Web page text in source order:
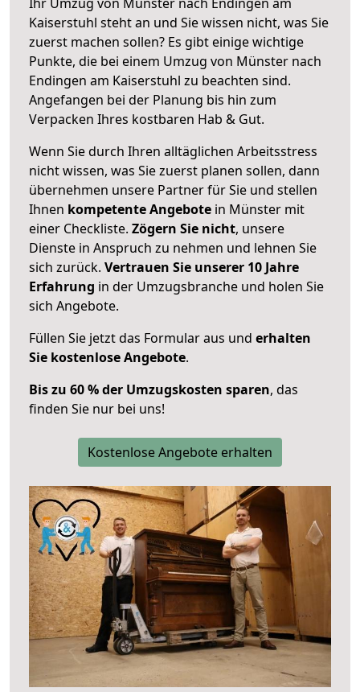
Kaiserstuhl steht an und Sie wissen nicht, was Sie
zuerst machen sollen? Es gibt einige wichtige
Punkte, die bei einem Umzug von Münster nach
Endingen am Kaiserstuhl zu beachten sind.
Angefangen bei der Planung bis hin zum
Verpacken Ihres kostbaren Hab & Gut.
Wenn Sie durch Ihren alltäglichen Arbeitsstress
nicht wissen, was Sie zuerst planen sollen, dann
übernehmen unsere Partner für Sie und stellen
Ihnen kompetente Angebote in Münster mit
einer Checkliste. Zögern Sie nicht, unsere
Dienste in Anspruch zu nehmen und lehnen Sie
sich zurück. Vertrauen Sie unserer 10 Jahre
Erfahrung in der Umzugsbranche und holen Sie
sich Angebote.
Füllen Sie jetzt das Formular aus und erhalten
Sie kostenlose Angebote.
Bis zu 60 % der Umzugskosten sparen, das
finden Sie nur bei uns!
Kostenlose Angebote erhalten